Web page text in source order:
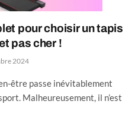
pour choisir un tapis
pas cher !
2024
être passe inévitablement
Malheureusement, il n’est